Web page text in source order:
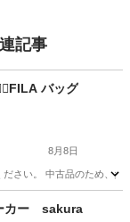
記事
バッグ
8月8日
さい。 中古品のため、
カー sakura